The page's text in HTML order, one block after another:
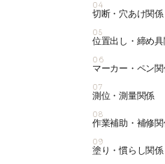
04
切断・穴あけ関係
05
位置出し・締め
06
マーカー・ペン
07
測位・測量関係
08
作業補助・補修
09
塗り・慣らし関係